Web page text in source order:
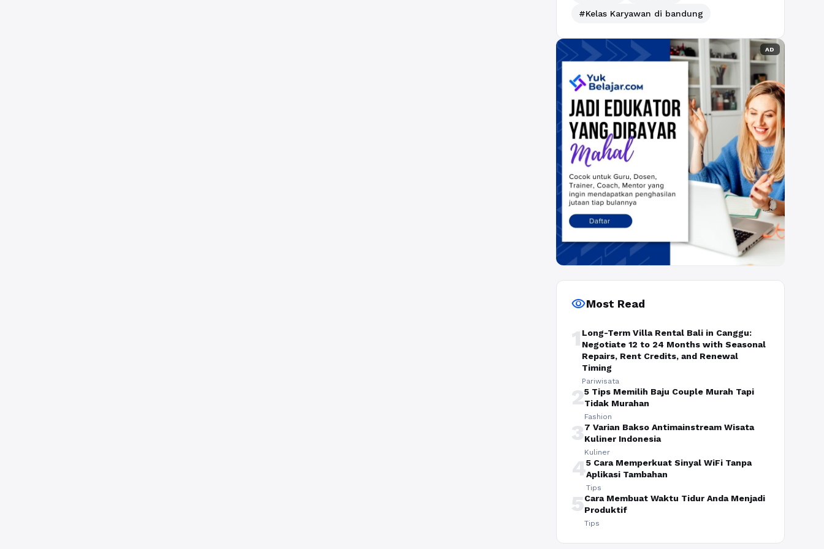
#Kelas Karyawan di bandung
AD
visibilityMost Read
1 Long-Term Villa Rental Bali in Canggu:
Negotiate 12 to 24 Months with Seasonal
Repairs, Rent Credits, and Renewal
Timing
Pariwisata
25 Tips Memilih Baju Couple Murah Tapi
Tidak Murahan
Fashion
37 Varian Bakso Antimainstream Wisata
Kuliner Indonesia
Kuliner
45 Cara Memperkuat Sinyal WiFi Tanpa
Aplikasi Tambahan
Tips
5Cara Membuat Waktu Tidur Anda Menjadi
Produktif
Tips